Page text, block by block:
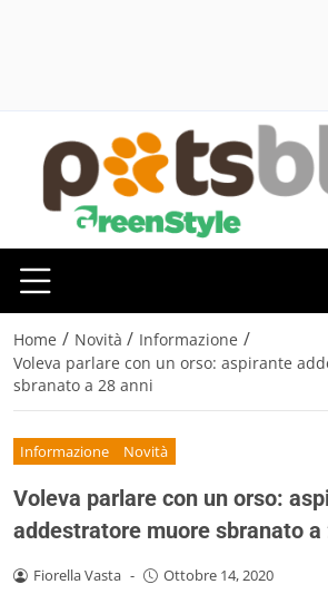
Home / Novità / Informazione /
Voleva parlare con un orso: aspirante
sbranato a 28 anni
Informazione Novità
Voleva parlare con un orso:
addestratore muore sbranato a
Fiorella Vasta - Ottobre 14, 2020